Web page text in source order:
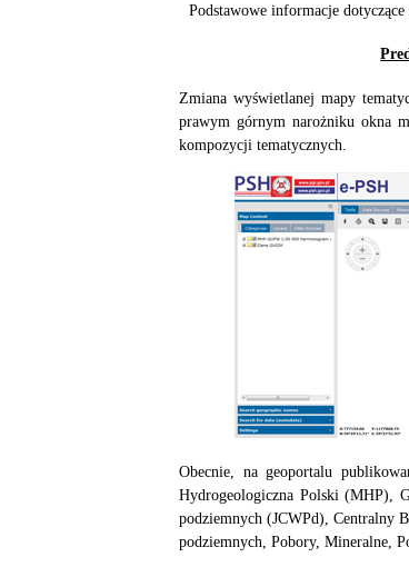
Podstawowe informacje
Zmiana wyświetlanej mapy
prawym górnym narożniku okna
kompozycji tematycznych.
Obecnie, na geoportalu
Hydrogeologiczna Polski (MHP),
podziemnych (JCWPd), Centralny
podziemnych, Pobory, Mineralne,